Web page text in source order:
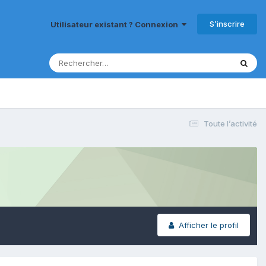
Utilisateur existant ? Connexion S’inscrire
Toute l’activité
Afficher le profil